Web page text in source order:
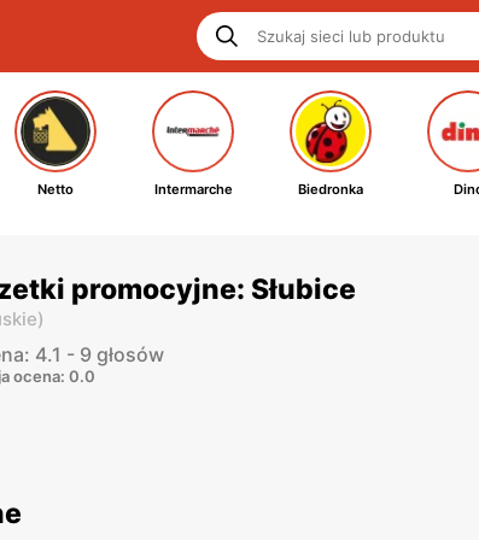
Netto Intermarche Biedronka
promocyjne: Słubice
)
4.1 - 9 głosów
ocena: 0.0